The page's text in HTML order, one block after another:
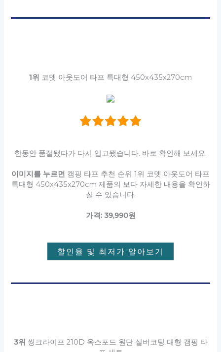
1위 코멧 아웃도어 타프 특대형 450x435x270cm
한동안 품절됐다가 다시 입고됐습니다. 바로 확인해 보세요.
이미지를 누르면 캠핑 타프 추천 순위 1위 코멧 아웃도어 타프
특대형 450x435x270cm 제품의 보다 자세한 내용을 확인하
실 수 있습니다.
가격: 39,990원
할인율 및 최저가 알아보기
3위 씽크라이프 210D 옥스포드 원단 실버코팅 대형 캠핑 타